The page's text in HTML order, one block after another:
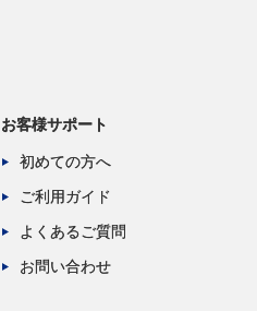
お客様サポート
初めての方へ
ご利用ガイド
よくあるご質問
お問い合わせ